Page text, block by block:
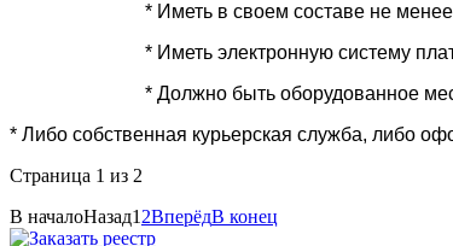
* Иметь в своем составе не
* Иметь электронную систему
* Должно быть оборудованное
* Либо собственная курьерская служба, либо
Страница 1 из 2
В началоНазад1 2ВперёдВ конец